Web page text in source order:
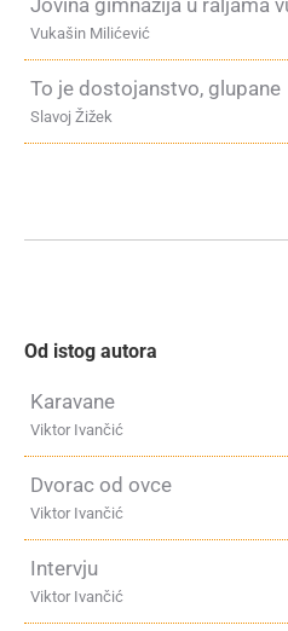
Jovina gimnazija u raljama
Vukašin Milićević
To je dostojanstvo, glupane
Slavoj Žižek
Od istog autora
Karavane
Viktor Ivančić
Dvorac od ovce
Viktor Ivančić
Intervju
Viktor Ivančić